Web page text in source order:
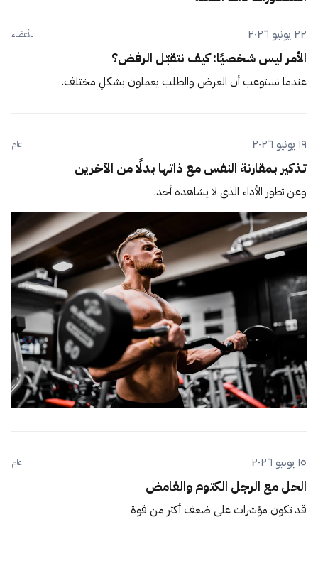
٢٢ يونيو ٢٠٢٦ للأعضاء
الأمر ليس شخصيًا: كيف نتقبّل الرفض؟
عندما نستوعب أن العرض والطلب يعملون بشكلٍ مختلف.
١٩ يونيو ٢٠٢٦ عام
تذكير بمقارنة النفس مع ذاتها بدلًا من الآخرين
وعن تطور الأداء الذي لا يشاهده أحد.
١٥ يونيو ٢٠٢٦ عام
الحل مع الرجل الكتوم والغامض
قد تكون مؤشرات على ضعف أكثر من قوة